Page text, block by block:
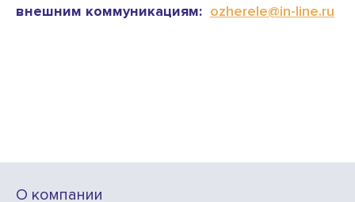
внешним коммуникациям: ozherele@in-line.ru
О компании